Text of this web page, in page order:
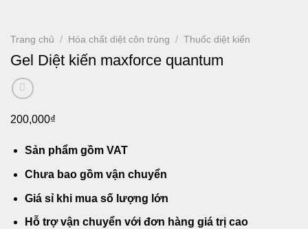
Trang chủ / Hóa chất diệt côn trùng / Thuốc diệt kiến
Gel Diệt kiến maxforce quantum
200,000₫
Sản phẩm gồm VAT
Chưa bao gồm vận chuyển
Giá sỉ khi mua số lượng lớn
Hỗ trợ vận chuyển với đơn hàng giá trị cao